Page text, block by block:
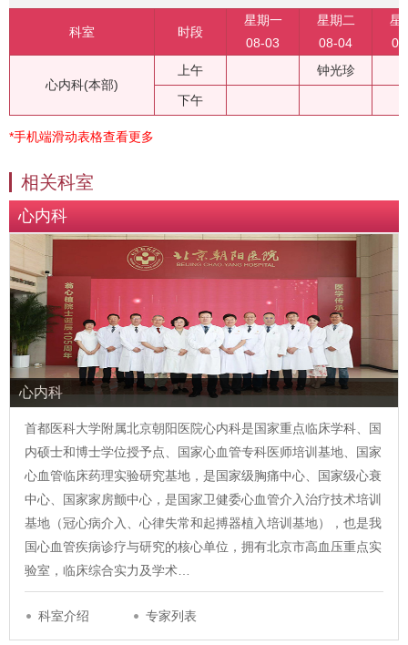
科室 时段
星期一
08-03
星期二
08-04
星
心内科(本部)
上午 钟光珍
下午
*手机端滑动表格查看更多
相关科室
心内科
心内科
首都医科大学附属北京朝阳医院心内科是国家重点临床学科、国
内硕士和博士学位授予点、国家心血管专科医师培训基地、国家
心血管临床药理实验研究基地，是国家级胸痛中心、国家级心衰
中心、国家家房颤中心，是国家卫健委心血管介入治疗技术培训
基地（冠心病介入、心律失常和起搏器植入培训基地），也是我
国心血管疾病诊疗与研究的核心单位，拥有北京市高血压重点实
验室，临床综合实力及学术…
科室介绍 专家列表